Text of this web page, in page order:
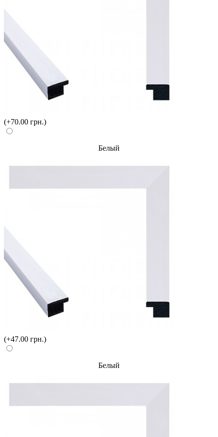
(+70.00 грн.)
Белый
(+47.00 грн.)
Белый